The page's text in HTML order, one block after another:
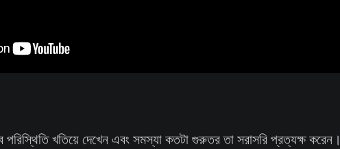
পরিস্থিতি খতিয়ে দেখেন এবং সমস্যা কতটা গুরুতর তা সরাসরি প্রত্যক্ষ করেন।